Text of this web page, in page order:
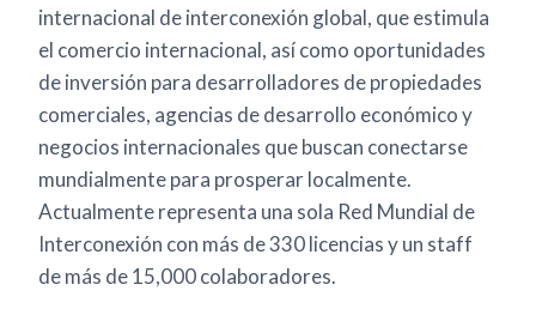
internacional de interconexión global, que estimula
el comercio internacional, así como oportunidades
de inversión para desarrolladores de propiedades
comerciales, agencias de desarrollo económico y
negocios internacionales que buscan conectarse
mundialmente para prosperar localmente.
Actualmente representa una sola Red Mundial de
Interconexión con más de 330 licencias y un staff
de más de 15,000 colaboradores.